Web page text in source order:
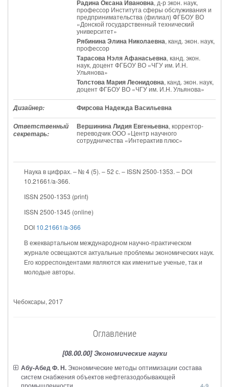
Радина Оксана Ивановна, д-р экон. наук,
профессор Института сферы обслуживания и
предпринимательства (филиал) ФГБОУ ВО
«Донской государственный технический
университет»
Рябинина Элина Николаевна, канд. экон. наук,
профессор
Тарасова Нэля Афанасьевна, канд. экон.
наук, доцент ФГБОУ ВО «ЧГУ им. И.Н.
Ульянова»
Толстова Мария Леонидовна, канд. экон. наук,
доцент ФГБОУ ВО «ЧГУ им. И.Н. Ульянова»
Дизайнер: Фирсова Надежда Васильевна
Ответственный
секретарь:
Вершинина Лидия Евгеньевна, корректор-
переводчик ООО «Центр научного
сотрудничества «Интерактив плюс»
Наука в цифрах. – № 4 (5). – 52 с. – ISSN 2500-1353. – DOI
10.21661/a-366.
ISSN 2500-1353 (print)
ISSN 2500-1345 (online)
DOI 10.21661/a-366
В ежеквартальном международном научно-практическом
журнале освещаются актуальные проблемы экономических наук.
Его корреспондентами являются как именитые ученые, так и
молодые авторы.
Чебоксары, 2017
Оглавление
[08.00.00] Экономические науки
Абу-Абед Ф. Н. Экономические методы оптимизации состава
систем снабжения объектов нефтегазодобывающей
промышленности